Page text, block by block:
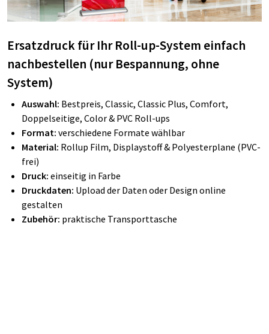
Ersatzdruck für Ihr Roll-up-System einfach
nachbestellen (nur Bespannung, ohne
System)
Auswahl: Bestpreis, Classic, Classic Plus, Comfort,
Doppelseitige, Color & PVC Roll-ups
Format: verschiedene Formate wählbar
Material: Rollup Film, Displaystoff & Polyesterplane (PVC-
frei)
Druck: einseitig in Farbe
Druckdaten: Upload der Daten oder Design online
gestalten
Zubehör: praktische Transporttasche